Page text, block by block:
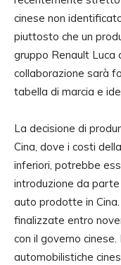
cinese non
piuttosto che un
gruppo Renault
collaborazione sarà
tabella di marcia e
La decisione di
Cina, dove i costi
inferiori, potrebbe
introduzione da parte
auto prodotte in
finalizzate entro
con il governo
automobilistiche